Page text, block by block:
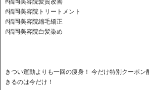
#福岡美容院トリートメント
#福岡美容院縮毛矯正
#福岡美容院白髪染め
きつい運動よりも一回の痩身！ 今だけ特別クーポン
きるのは今だけ！